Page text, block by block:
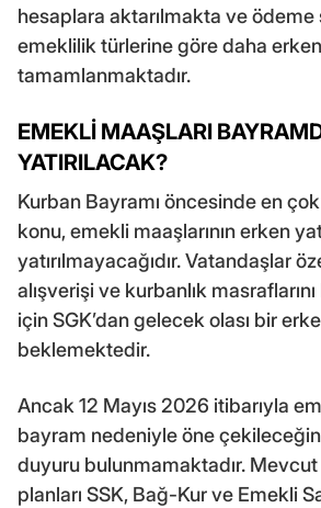
hesaplara aktarılmakta ve
emeklilik türlerine göre daha erken
tamamlanmaktadır.
EMEKLİ MAAŞLARI
YATIRILACAK?
Kurban Bayramı öncesinde en
konu, emekli maaşlarının erken
yatırılmayacağıdır. Vatandaşlar
alışverişi ve kurbanlık
için SGK’dan gelecek olası bir
beklemektedir.
Ancak 12 Mayıs 2026 itibarıyla
bayram nedeniyle öne
duyuru bulunmamaktadır.
planları SSK, Bağ-Kur ve Emekli